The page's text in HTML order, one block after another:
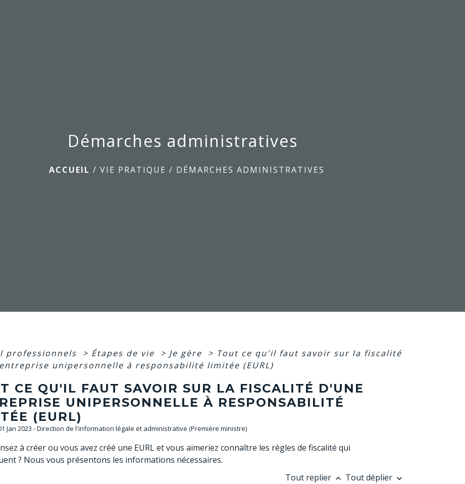
Démarches administratives
ACCUEIL / VIE PRATIQUE / DÉMARCHES ADMINISTRATIVES
professionnels > Étapes de vie > Je gère > Tout ce qu'il faut savoir sur la fiscalité
unipersonnelle à responsabilité limitée (EURL)
CE QU'IL FAUT SAVOIR SUR LA FISCALITÉ D'UNE
UNIPERSONNELLE À RESPONSABILITÉ
(EURL)
Jan 2023 - Direction de l'information légale et administrative (Première ministre)
à créer ou vous avez créé une EURL et vous aimeriez connaître les règles de fiscalité qui
? Nous vous présentons les informations nécessaires.
Tout replier keyboard_arrow_up Tout déplier keyboard_arrow_down